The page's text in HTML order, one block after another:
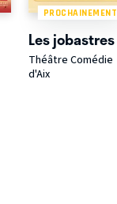
PROCHAINEMENT
Les jobastres
Théâtre Comédie
d'Aix